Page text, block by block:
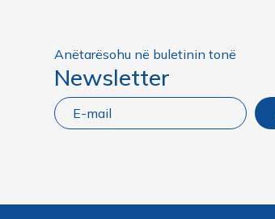
Anëtarësohu në buletinin tonë
Newsletter